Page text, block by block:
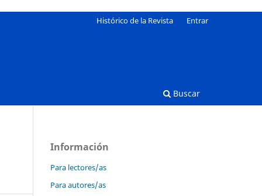
Buscar
Histórico de la Revista Entrar
Información
Para lectores/as
Para autores/as